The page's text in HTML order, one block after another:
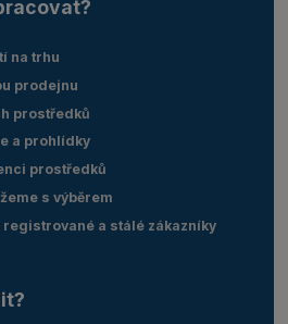
na trhu
prodejnu
prostředků
a prohlídky
prostředků
s výběrem
a stálé zákazníky